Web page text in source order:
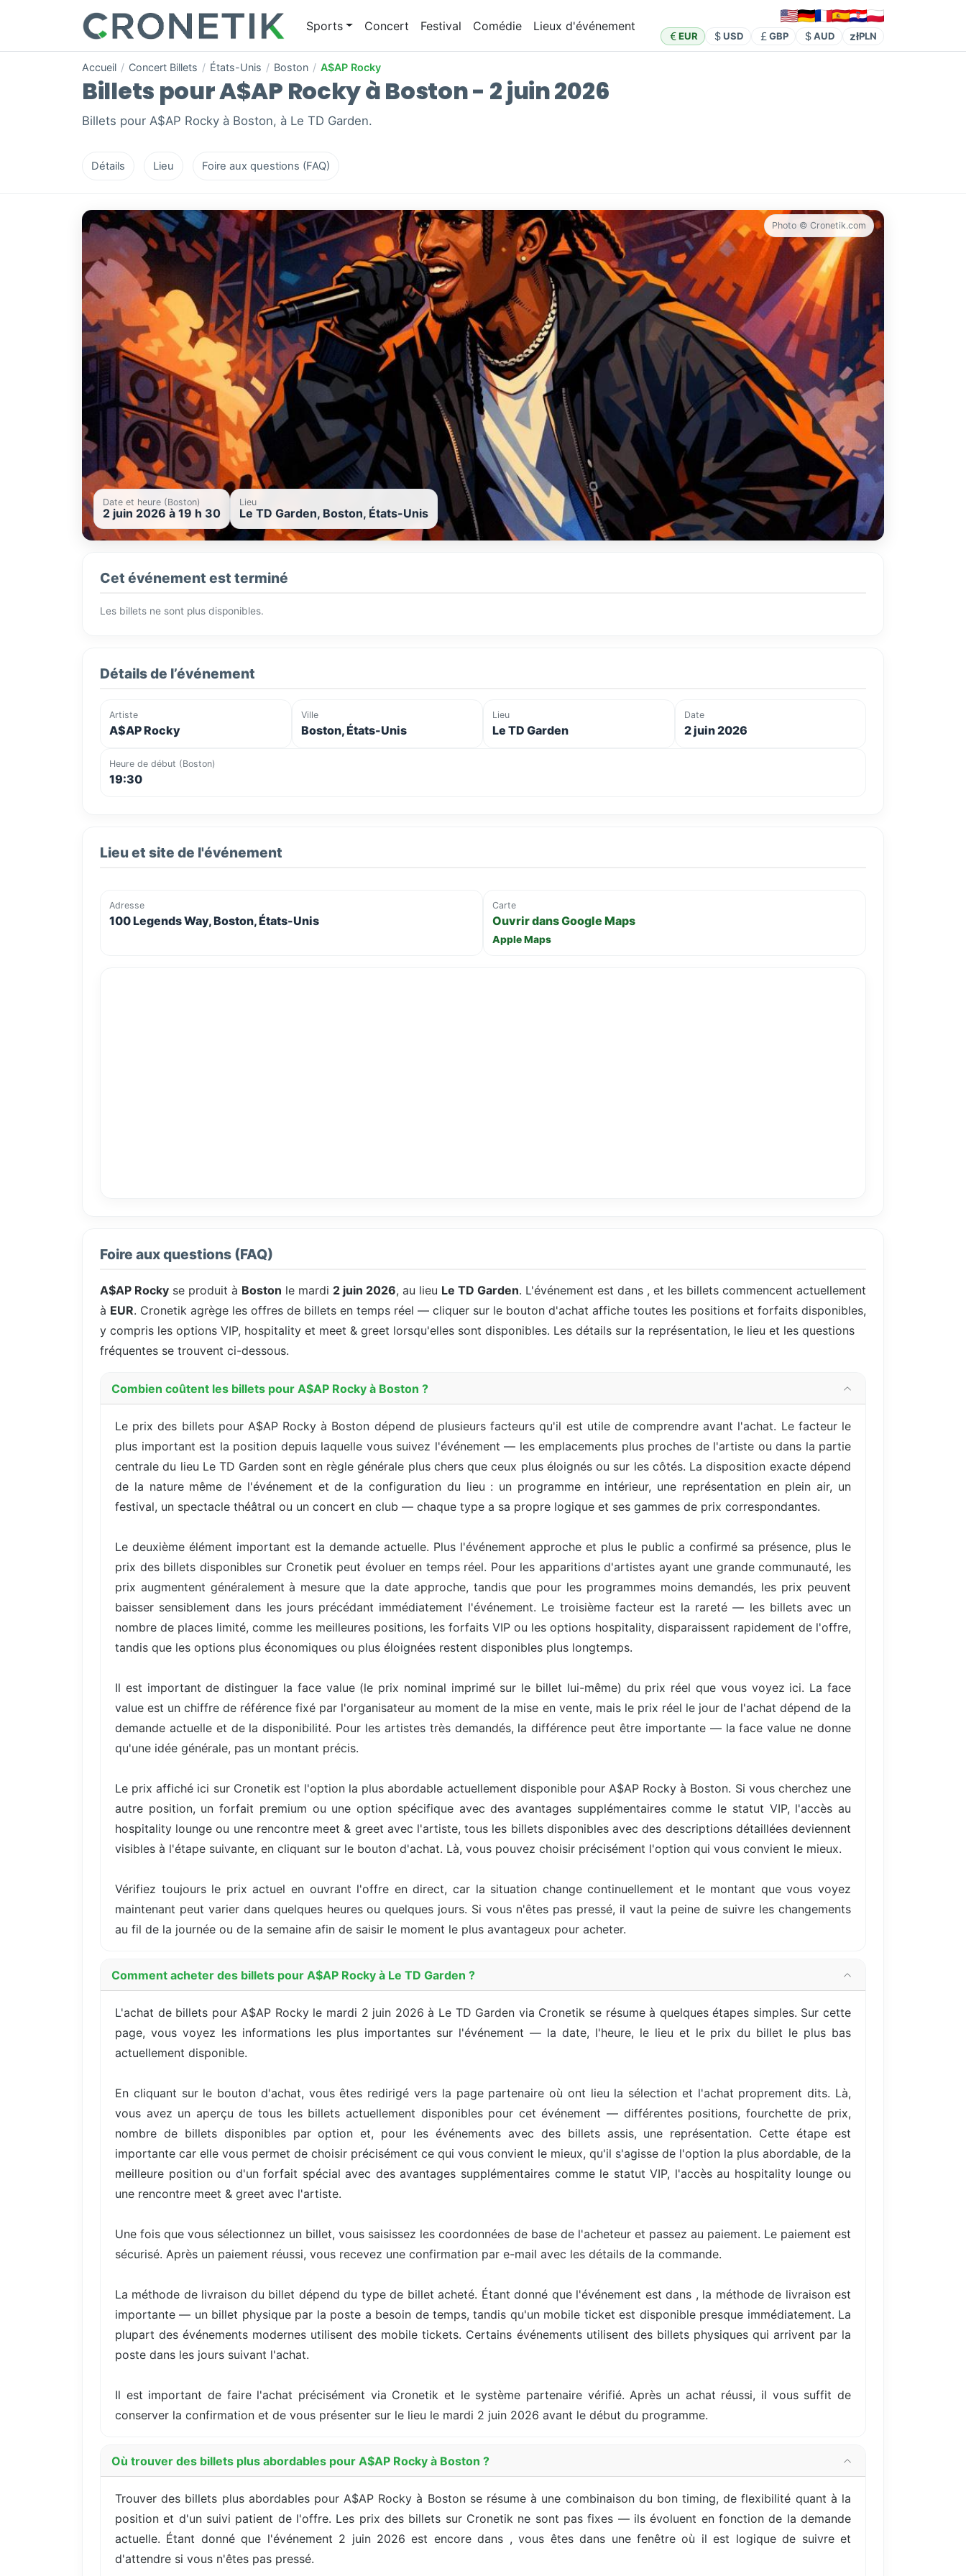
Sports Concert Festival Comédie Lieux d'événement
EUR USD GBP AUD złPLN
Accueil / Concert Billets / États-Unis / Boston / A$AP Rocky
Billets pour A$AP Rocky à Boston - 2 juin 2026
Billets pour A$AP Rocky à Boston, à Le TD Garden.
Détails Lieu Foire aux questions (FAQ)
Photo © Cronetik.com
Date et heure (Boston)
2 juin 2026 à 19 h 30
Lieu
Le TD Garden, Boston, États-Unis
Cet événement est terminé
Les billets ne sont plus disponibles.
Détails de l’événement
Artiste
A$AP Rocky
Ville
Boston, États-Unis
Lieu
Le TD Garden
Date
2 juin 2026
Heure de début (Boston)
19:30
Lieu et site de l'événement
Adresse
100 Legends Way, Boston, États-Unis
Carte
Ouvrir dans Google Maps
Apple Maps
Foire aux questions (FAQ)
A$AP Rocky se produit à Boston le mardi 2 juin 2026, au lieu Le TD Garden. L'événement est dans , et les billets commencent actuellement
à EUR. Cronetik agrège les offres de billets en temps réel — cliquer sur le bouton d'achat affiche toutes les positions et forfaits disponibles,
y compris les options VIP, hospitality et meet & greet lorsqu'elles sont disponibles. Les détails sur la représentation, le lieu et les questions
fréquentes se trouvent ci-dessous.
Combien coûtent les billets pour A$AP Rocky à Boston ?
Le prix des billets pour A$AP Rocky à Boston dépend de plusieurs facteurs qu'il est utile de comprendre avant l'achat. Le facteur le
plus important est la position depuis laquelle vous suivez l'événement — les emplacements plus proches de l'artiste ou dans la partie
centrale du lieu Le TD Garden sont en règle générale plus chers que ceux plus éloignés ou sur les côtés. La disposition exacte dépend
de la nature même de l'événement et de la configuration du lieu : un programme en intérieur, une représentation en plein air, un
festival, un spectacle théâtral ou un concert en club — chaque type a sa propre logique et ses gammes de prix correspondantes.
Le deuxième élément important est la demande actuelle. Plus l'événement approche et plus le public a confirmé sa présence, plus le
prix des billets disponibles sur Cronetik peut évoluer en temps réel. Pour les apparitions d'artistes ayant une grande communauté, les
prix augmentent généralement à mesure que la date approche, tandis que pour les programmes moins demandés, les prix peuvent
baisser sensiblement dans les jours précédant immédiatement l'événement. Le troisième facteur est la rareté — les billets avec un
nombre de places limité, comme les meilleures positions, les forfaits VIP ou les options hospitality, disparaissent rapidement de l'offre,
tandis que les options plus économiques ou plus éloignées restent disponibles plus longtemps.
Il est important de distinguer la face value (le prix nominal imprimé sur le billet lui-même) du prix réel que vous voyez ici. La face
value est un chiffre de référence fixé par l'organisateur au moment de la mise en vente, mais le prix réel le jour de l'achat dépend de la
demande actuelle et de la disponibilité. Pour les artistes très demandés, la différence peut être importante — la face value ne donne
qu'une idée générale, pas un montant précis.
Le prix affiché ici sur Cronetik est l'option la plus abordable actuellement disponible pour A$AP Rocky à Boston. Si vous cherchez une
autre position, un forfait premium ou une option spécifique avec des avantages supplémentaires comme le statut VIP, l'accès au
hospitality lounge ou une rencontre meet & greet avec l'artiste, tous les billets disponibles avec des descriptions détaillées deviennent
visibles à l'étape suivante, en cliquant sur le bouton d'achat. Là, vous pouvez choisir précisément l'option qui vous convient le mieux.
Vérifiez toujours le prix actuel en ouvrant l'offre en direct, car la situation change continuellement et le montant que vous voyez
maintenant peut varier dans quelques heures ou quelques jours. Si vous n'êtes pas pressé, il vaut la peine de suivre les changements
au fil de la journée ou de la semaine afin de saisir le moment le plus avantageux pour acheter.
Comment acheter des billets pour A$AP Rocky à Le TD Garden ?
L'achat de billets pour A$AP Rocky le mardi 2 juin 2026 à Le TD Garden via Cronetik se résume à quelques étapes simples. Sur cette
page, vous voyez les informations les plus importantes sur l'événement — la date, l'heure, le lieu et le prix du billet le plus bas
actuellement disponible.
En cliquant sur le bouton d'achat, vous êtes redirigé vers la page partenaire où ont lieu la sélection et l'achat proprement dits. Là,
vous avez un aperçu de tous les billets actuellement disponibles pour cet événement — différentes positions, fourchette de prix,
nombre de billets disponibles par option et, pour les événements avec des billets assis, une représentation. Cette étape est
importante car elle vous permet de choisir précisément ce qui vous convient le mieux, qu'il s'agisse de l'option la plus abordable, de la
meilleure position ou d'un forfait spécial avec des avantages supplémentaires comme le statut VIP, l'accès au hospitality lounge ou
une rencontre meet & greet avec l'artiste.
Une fois que vous sélectionnez un billet, vous saisissez les coordonnées de base de l'acheteur et passez au paiement. Le paiement est
sécurisé. Après un paiement réussi, vous recevez une confirmation par e-mail avec les détails de la commande.
La méthode de livraison du billet dépend du type de billet acheté. Étant donné que l'événement est dans , la méthode de livraison est
importante — un billet physique par la poste a besoin de temps, tandis qu'un mobile ticket est disponible presque immédiatement. La
plupart des événements modernes utilisent des mobile tickets. Certains événements utilisent des billets physiques qui arrivent par la
poste dans les jours suivant l'achat.
Il est important de faire l'achat précisément via Cronetik et le système partenaire vérifié. Après un achat réussi, il vous suffit de
conserver la confirmation et de vous présenter sur le lieu le mardi 2 juin 2026 avant le début du programme.
Où trouver des billets plus abordables pour A$AP Rocky à Boston ?
Trouver des billets plus abordables pour A$AP Rocky à Boston se résume à une combinaison du bon timing, de flexibilité quant à la
position et d'un suivi patient de l'offre. Les prix des billets sur Cronetik ne sont pas fixes — ils évoluent en fonction de la demande
actuelle. Étant donné que l'événement 2 juin 2026 est encore dans , vous êtes dans une fenêtre où il est logique de suivre et
d'attendre si vous n'êtes pas pressé.